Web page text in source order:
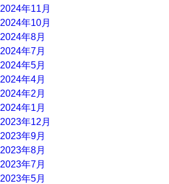
2024年11月
2024年10月
2024年8月
2024年7月
2024年5月
2024年4月
2024年2月
2024年1月
2023年12月
2023年9月
2023年8月
2023年7月
2023年5月